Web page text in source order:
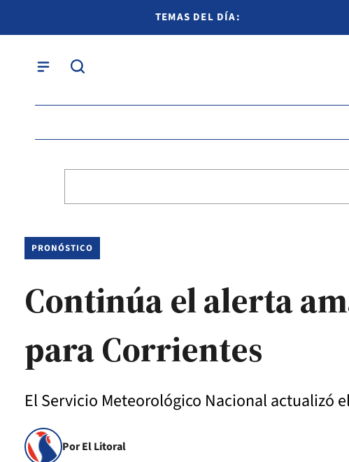
TEMAS DEL DÍA:
PRONÓSTICO
Continúa el alerta
para Corrientes
El Servicio Meteorológico Nacional actualizó
Por El Litoral